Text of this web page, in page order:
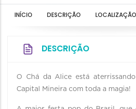
INÍCIO DESCRIÇÃO LOCALIZAÇÃO
DESCRIÇÃO
O Chá da Alice está
Capital Mineira com toda a magia!